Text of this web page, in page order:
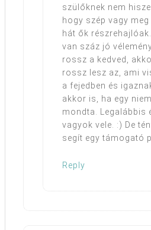
szülőknek nem
hogy szép vagy
hát ők
van száz jó
rossz a kedved,
rossz lesz az, ami
a fejedben és
akkor is, ha egy
mondta. Legalábbis
vagyok vele. :) De
segít egy támogató
Reply